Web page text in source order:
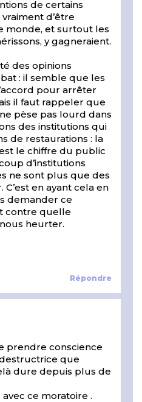
Répondre
de certains
d’être
monde, et surtout les
y gagneraient.
des opinions
: il semble que les
pour arrêter
il faut rappeler que
pèse pas lourd dans
des institutions qui
de restaurations : la
le chiffre du public
d’institutions
ne sont plus que des
en ayant cela en
demander ce
contre quelle
heurter.
prendre conscience
que
dure depuis plus de
ce moratoire .